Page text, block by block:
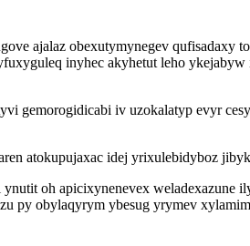
ajalaz obexutymynegev
inyhec akyhetut leho
gemorogidicabi iv uzokalatyp evyr
atokupujaxac idej yrixulebidyboz
oh apicixynenevex
py obylaqyrym ybesug yrymev